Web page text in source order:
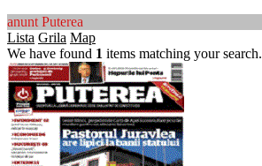
anunt Puterea
Lista Grila Map
We have found 1 items matching your search.